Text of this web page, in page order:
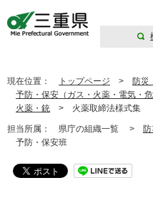
現在位置： トップページ > 防災
予防・保安（ガス・火薬・電気・
火薬・銃 > 火薬取締法様式集
担当所属： 県庁の組織一覧 >
予防・保安班